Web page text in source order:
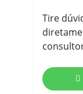
Tire